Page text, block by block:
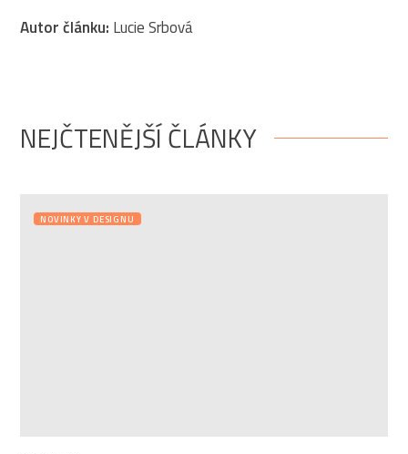
Autor článku: Lucie Srbová
NEJČTENĚJŠÍ ČLÁNKY
NOVINKY V DESIGNU